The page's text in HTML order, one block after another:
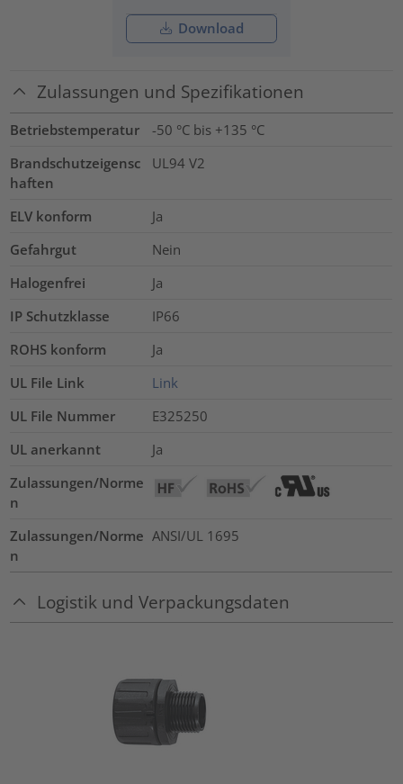
Download
Zulassungen und Spezifikationen
Betriebstemperatur
-50 °C bis +135 °C
Brandschutzeigensc
haften
UL94 V2
ELV konform
Ja
Gefahrgut
Nein
Halogenfrei
Ja
IP Schutzklasse
IP66
ROHS konform
Ja
UL File Link
Link
UL File Nummer
E325250
UL anerkannt
Ja
Zulassungen/Norme
n
Zulassungen/Norme
n
ANSI/UL 1695
Logistik und Verpackungsdaten